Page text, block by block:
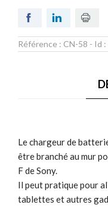
Référence : CN-58 - Id :
Le chargeur de
être branché au mur
F de Sony.
Il peut pratique pour
tablettes et autres